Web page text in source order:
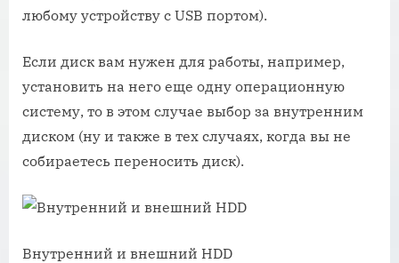
любому устройству с USB портом).
Если диск вам нужен для работы, например,
установить на него еще одну операционную
систему, то в этом случае выбор за внутренним
диском (ну и также в тех случаях, когда вы не
собираетесь переносить диск).
Внутренний и внешний HDD